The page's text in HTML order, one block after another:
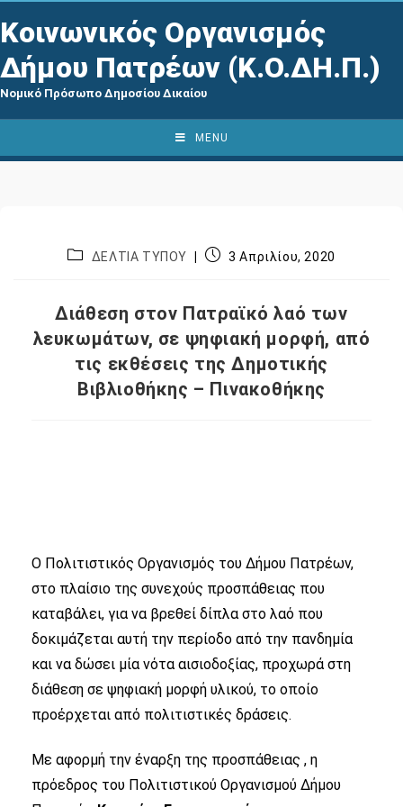
Κοινωνικός Οργανισμός
Δήμου Πατρέων (Κ.Ο.ΔΗ.Π.)
Νομικό Πρόσωπο Δημοσίου Δικαίου
MENU
ΔΕΛΤΙΑ ΤΥΠΟΥ 3 Απριλίου, 2020
Διάθεση στον Πατραϊκό λαό των
λευκωμάτων, σε ψηφιακή μορφή, από
τις εκθέσεις της Δημοτικής
Βιβλιοθήκης – Πινακοθήκης
Ο Πολιτιστικός Οργανισμός του Δήμου Πατρέων,
στο πλαίσιο της συνεχούς προσπάθειας που
καταβάλει, για να βρεθεί δίπλα στο λαό που
δοκιμάζεται αυτή την περίοδο από την πανδημία
και να δώσει μία νότα αισιοδοξίας, προχωρά στη
διάθεση σε ψηφιακή μορφή υλικού, το οποίο
προέρχεται από πολιτιστικές δράσεις.
Με αφορμή την έναρξη της προσπάθειας , η
πρόεδρος του Πολιτιστικού Οργανισμού Δήμου